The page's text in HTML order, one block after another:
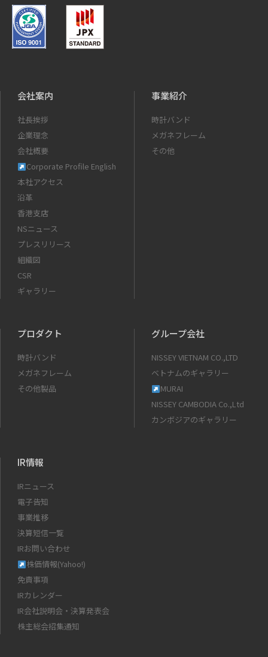
会社案内
社長挨拶
企業理念
会社概要
Corporate Profile English
本社アクセス
沿革
香港支店
NSニュース
プレスリリース
組織図
CSR
ギャラリー
事業紹介
時計バンド
メガネフレーム
その他
プロダクト
時計バンド
メガネフレーム
その他製品
グループ会社
NISSEY VIETNAM CO.,LTD
ベトナムのギャラリー
MURAI
NISSEY CAMBODIA Co.,Ltd
カンボジアのギャラリー
IR情報
IRニュース
電子告知
事業推移
決算短信一覧
IRお問い合わせ
株価情報(Yahoo!)
免責事項
IRカレンダー
IR会社説明会・決算発表会
株主総会招集通知